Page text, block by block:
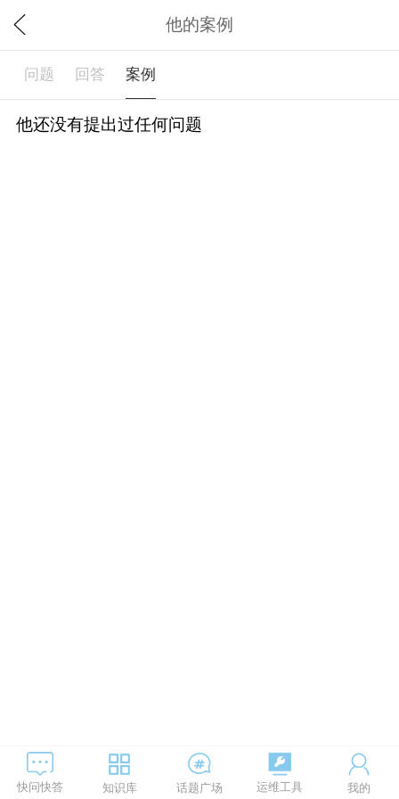
他的案例
快问快答 知识库 话题广场 运维工具 我的
问题 回答 案例
他还没有提出过任何问题